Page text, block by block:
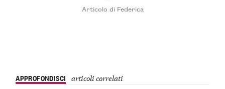
Articolo di Federica
APPROFONDISCI articoli correlati